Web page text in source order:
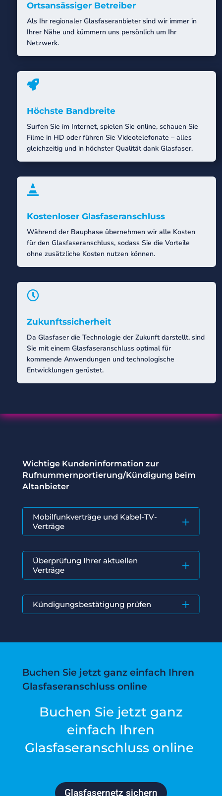
Ortsansässiger Betreiber
Als Ihr regionaler Glasfaseranbieter sind wir immer in
Ihrer Nähe und kümmern uns persönlich um Ihr
Netzwerk.

Höchste Bandbreite
Surfen Sie im Internet, spielen Sie online, schauen Sie
Filme in HD oder führen Sie Videotelefonate – alles
gleichzeitig und in höchster Qualität dank Glasfaser.

Kostenloser Glasfaseranschluss
Während der Bauphase übernehmen wir alle Kosten
für den Glasfaseranschluss, sodass Sie die Vorteile
ohne zusätzliche Kosten nutzen können.

Zukunftssicherheit
Da Glasfaser die Technologie der Zukunft darstellt, sind
Sie mit einem Glasfaseranschluss optimal für
kommende Anwendungen und technologische
Entwicklungen gerüstet.
Wichtige Kundeninformation zur
Rufnummernportierung/Kündigung beim
Altanbieter
Mobilfunkverträge und Kabel-TV-
Verträge
Überprüfung Ihrer aktuellen
Verträge
Kündigungsbestätigung prüfen
Buchen Sie jetzt ganz einfach Ihren
Glasfaseranschluss online
Buchen Sie jetzt ganz
einfach Ihren
Glasfaseranschluss online
Glasfasernetz sichern